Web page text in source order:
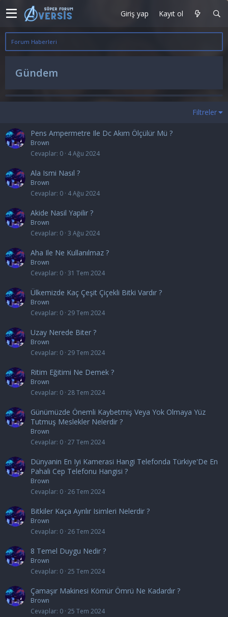
Giriş yap Kayıt ol
Forum Haberleri
Gündem
Filtreler
Pens Ampermetre Ile Dc Akım Ölçülür Mü ?
Brown
Cevaplar 0 4 Ağu 2024
Ala Ismi Nasıl ?
Brown
Cevaplar 0 4 Ağu 2024
Akide Nasil Yapilir ?
Brown
Cevaplar 0 3 Ağu 2024
Aha Ile Ne Kullanılmaz ?
Brown
Cevaplar 0 31 Tem 2024
Ülkemizde Kaç Çeşit Çiçekli Bitki Vardır ?
Brown
Cevaplar 0 29 Tem 2024
Uzay Nerede Biter ?
Brown
Cevaplar 0 29 Tem 2024
Ritim Eğitimi Ne Demek ?
Brown
Cevaplar 0 28 Tem 2024
Günümüzde Önemli Kaybetmiş Veya Yok Olmaya Yüz
Tutmuş Meslekler Nelerdir ?
Brown
Cevaplar 0 27 Tem 2024
Dünyanin En Iyi Kamerasi Hangi Telefonda Türkiye'De En
Pahali Cep Telefonu Hangisi ?
Brown
Cevaplar 0 26 Tem 2024
Bitkiler Kaça Ayrılır Isimleri Nelerdir ?
Brown
Cevaplar 0 26 Tem 2024
8 Temel Duygu Nedir ?
Brown
Cevaplar 0 25 Tem 2024
Çamaşır Makinesi Kömür Ömrü Ne Kadardır ?
Brown
Cevaplar 0 25 Tem 2024